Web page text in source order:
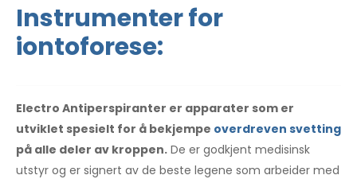
Instrumenter for
iontoforese:
Electro Antiperspiranter er apparater som er
utviklet spesielt for å bekjempe overdreven svetting
på alle deler av kroppen. De er godkjent medisinsk
utstyr og er signert av de beste legene som arbeider med